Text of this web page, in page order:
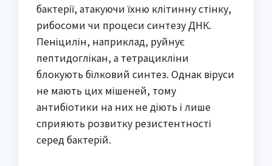
бактерії, атакуючи їхню клітинну стінку,
рибосоми чи процеси синтезу ДНК.
Пеніцилін, наприклад, руйнує
пептидоглікан, а тетрацикліни
блокують білковий синтез. Однак віруси
не мають цих мішеней, тому
антибіотики на них не діють і лише
сприяють розвитку резистентності
серед бактерій.